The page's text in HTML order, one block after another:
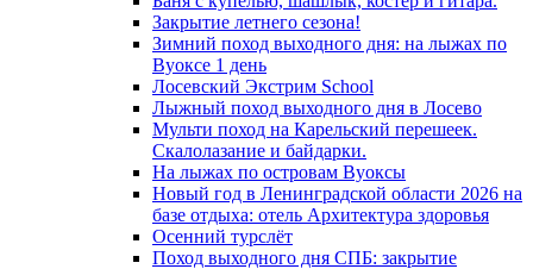
Закрытие летнего сезона!
Зимний поход выходного дня: на лыжах по
Вуоксе 1 день
Лосевский Экстрим School
Лыжный поход выходного дня в Лосево
Мульти поход на Карельский перешеек.
Скалолазание и байдарки.
На лыжах по островам Вуоксы
Новый год в Ленинградской области 2026 на
базе отдыха: отель Архитектура здоровья
Осенний турслёт
Поход выходного дня СПБ: закрытие